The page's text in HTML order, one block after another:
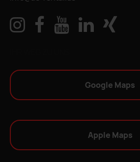
Google Maps
Apple Maps